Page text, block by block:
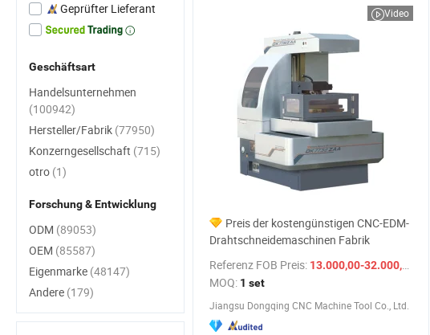
Video
Preis der kostengünstigen CNC-EDM-
Drahtschneidemaschinen Fabrik
Referenz FOB Preis: 13.000,00-32.000,00 $
MOQ: 1 set
Jiangsu Dongqing CNC Machine Tool Co., Ltd.
Geprüfter Lieferant
Geschäftsart
Handelsunternehmen
(100942)
Hersteller/Fabrik (77950)
Konzerngesellschaft (715)
otro (1)
Forschung & Entwicklung
ODM (89053)
OEM (85587)
Eigenmarke (48147)
Andere (179)